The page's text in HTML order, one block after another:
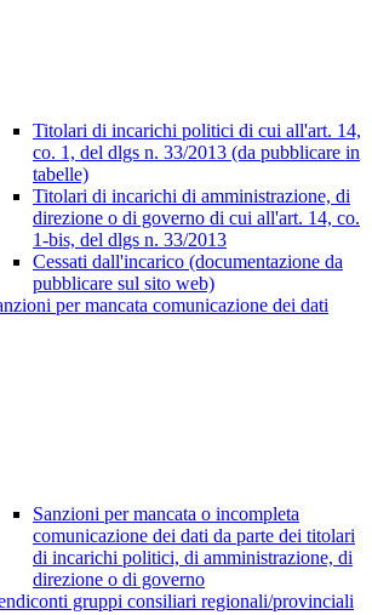
Titolari di incarichi politici di cui all'art. 14,
co. 1, del dlgs n. 33/2013 (da pubblicare in
tabelle)
Titolari di incarichi di amministrazione, di
direzione o di governo di cui all'art. 14, co.
1-bis, del dlgs n. 33/2013
Cessati dall'incarico (documentazione da
pubblicare sul sito web)
per mancata comunicazione dei dati
Sanzioni per mancata o incompleta
comunicazione dei dati da parte dei titolari
di incarichi politici, di amministrazione, di
direzione o di governo
gruppi consiliari regionali/provinciali